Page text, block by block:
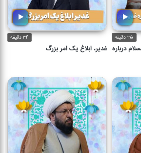
۳۵ دقیقه
درباره
۳۴ دقیقه
غدیر، ابلاغ یک امر بزرگ